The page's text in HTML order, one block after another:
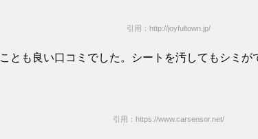
引用：http://joyfultown.jp/
とも良い口コミでした。シートを汚してもシミ
引用：https://www.carsensor.net/